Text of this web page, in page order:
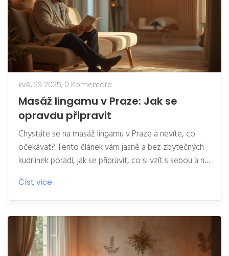
kvě, 23 2025, 0 Komentáře
Masáž lingamu v Praze: Jak se
opravdu připravit
Chystáte se na masáž lingamu v Praze a nevíte, co
očekávat? Tento článek vám jasně a bez zbytečných
kudrlinek poradí, jak se připravit, co si vzít s sebou a na
co se zaměřit už před samotným termínem. Dozvíte
se, proč je důležité nastavit si hranice a proč se
většina trapných situací vyřeší jednoduchou
komunikací. Nechybí praktické rady ani konkrétní tipy
od zkušených návštěvníků pražských salónů. Konec
nervozity – pojďte do toho s hlavou čistou.
Číst více